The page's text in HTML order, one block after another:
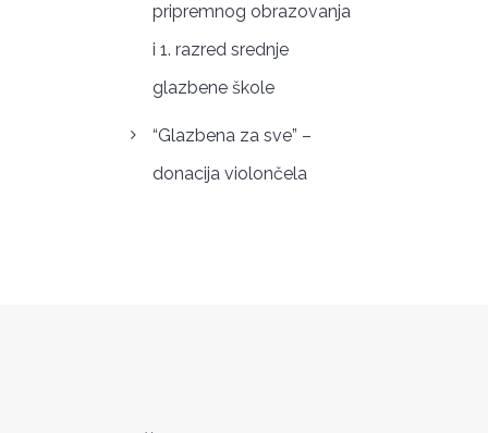
pripremnog obrazovanja
i 1. razred srednje
glazbene škole
“Glazbena za sve” –
donacija violončela